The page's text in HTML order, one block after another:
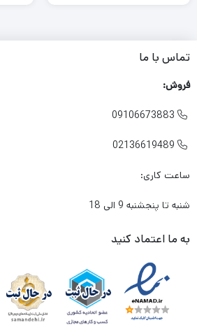
تماس با ما
فروش:

09106673883

02136619489
ساعت کاری:
شنبه تا پنجشنبه 9 الی 18
به ما اعتماد کنید